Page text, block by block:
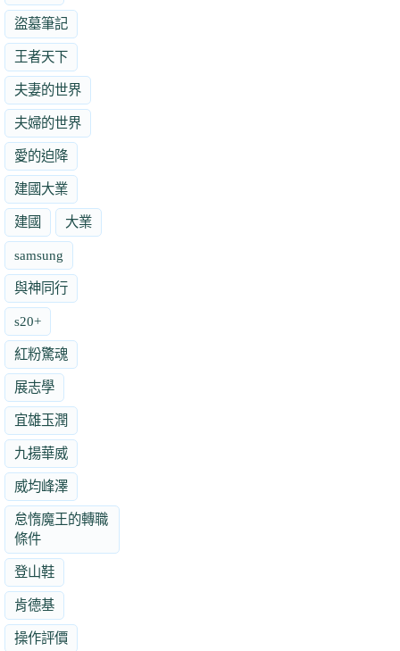
盜墓筆記
王者天下
夫妻的世界
夫婦的世界
愛的迫降
建國大業
建國 大業
samsung
與神同行
s20+
紅粉驚魂
展志學
宜雄玉潤
九揚華威
威均峰澤
怠惰魔王的轉職
條件
登山鞋
肯德基
操作評價